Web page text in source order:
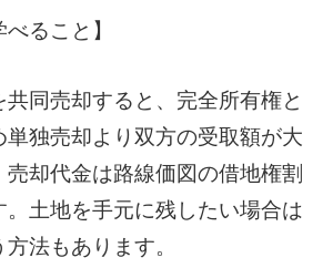
べること】
共同売却すると、完全所有権と
単独売却より双方の受取額が大
却代金は路線価図の借地権割
。土地を手元に残したい場合は
法もあります。